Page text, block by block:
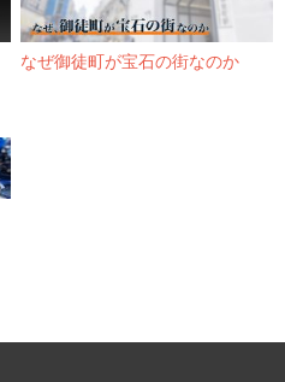
なぜ御徒町が宝石の街なのか